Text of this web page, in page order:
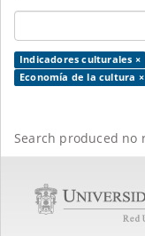
Indicadores culturales ×
Economía de la cultura ×
Search produced no